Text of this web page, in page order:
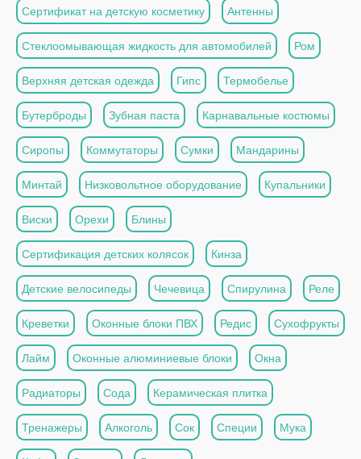
Сертификат на детскую косметику Антенны
Стеклоомывающая жидкость для автомобилей Ром
Верхняя детская одежда Гипс Термобелье
Бутерброды Зубная паста Карнавальные костюмы
Сиропы Коммутаторы Сумки Мандарины
Минтай Низковольтное оборудование Купальники
Виски Орехи Блины
Сертификация детских колясок Кинза
Детские велосипеды Чечевица Спирулина Реле
Креветки Оконные блоки ПВХ Редис Сухофрукты
Лайм Оконные алюминиевые блоки Окна
Радиаторы Сода Керамическая плитка
Тренажеры Алкоголь Сок Специи Мука